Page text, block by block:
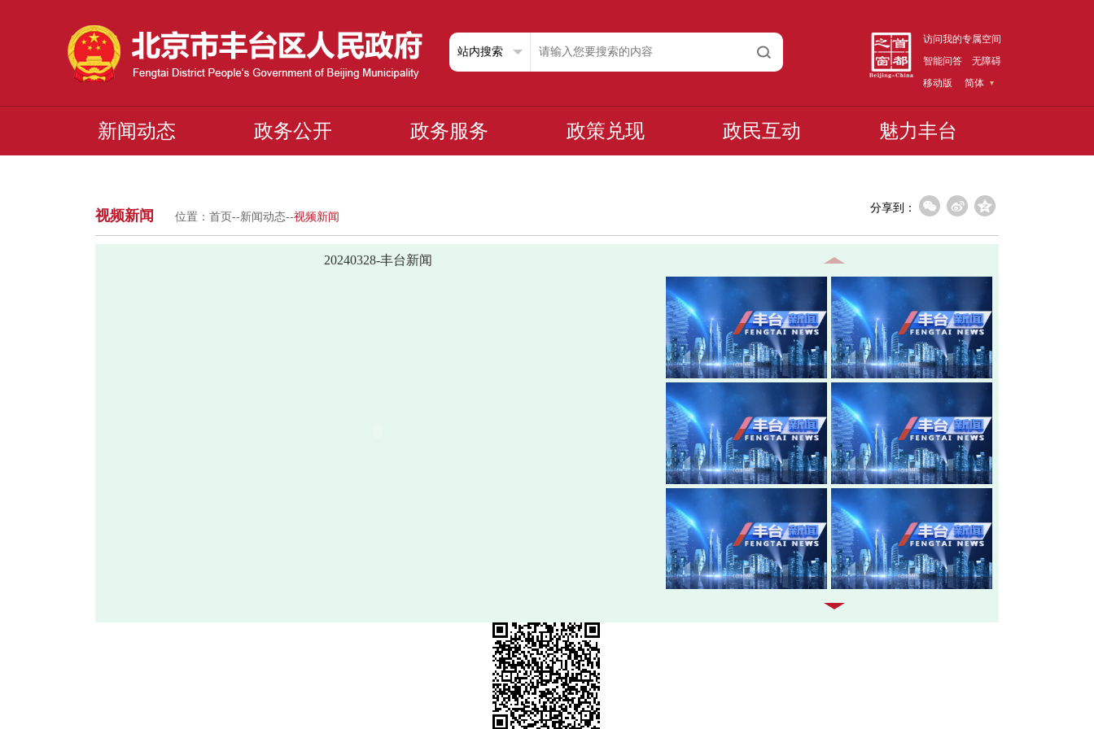
访问我的专属空间
智能问答
无障碍
移动版
简体
新闻动态 政务公开 政务服务 政策兑现 政民互动 魅力丰台
视频新闻 位置： 首页 --新闻动态--视频新闻
分享到：
20240328-丰台新闻
20260805-丰台新闻
20260803-丰台新闻
20260730-丰台新闻